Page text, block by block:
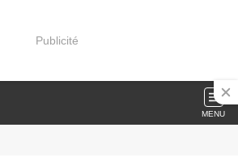
Publicité
MENU